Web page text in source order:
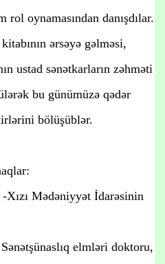
rol oynamasından danışdılar.
ərsəyə gəlməsi,
ustad sənətkarların zəhməti
bu günümüzə qədər
bölüşüblər.
Mədəniyyət İdarəsinin
elmləri doktoru,